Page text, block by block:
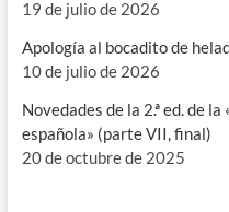
19 de julio de 2026
Apología al bocadito de
10 de julio de 2026
Novedades de la 2.ª ed. de
española» (parte VII, final)
20 de octubre de 2025